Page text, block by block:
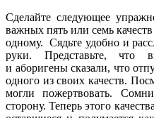
Сделайте следующее
важных пять или семь
одному. Сядьте удобно и
руки. Представьте, что
и аборигены сказали, что
одного из своих качеств.
могли пожертвовать.
сторону. Теперь этого